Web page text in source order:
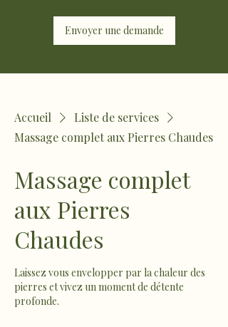
Envoyer une demande
Accueil
Liste de services
Massage complet aux Pierres Chaudes
Massage complet
aux Pierres
Chaudes
Laissez vous envelopper par la chaleur des
pierres et vivez un moment de détente
profonde.